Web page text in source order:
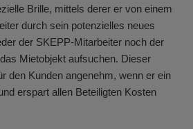
Brille, mittels derer er von einem
durch sein potenzielles neues
der SKEPP-Mitarbeiter noch der
Mietobjekt aufsuchen. Dieser
den Kunden angenehm, wenn er ein
erspart allen Beteiligten Kosten